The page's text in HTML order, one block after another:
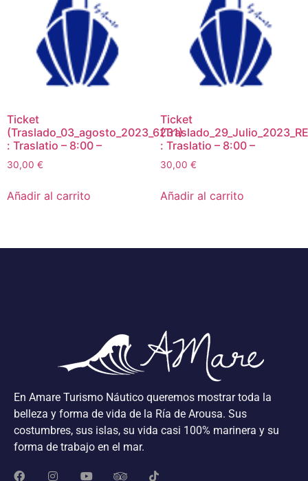
Ticket
(Traslado_03_agosto_2023_6231)
: Traslatio – 8:00 –
30,00 €
Añadir al carrito
Ticket
: Traslatio – 8:00 –
30,00 €
Añadir al carrito
En Amare Turismo Náutico queremos mostrar toda la
belleza y forma de vida de la Ría de Arousa. Sus
costumbres, sus islas, su vida casi 100% marinera y su
forma de trabajo en el mar.